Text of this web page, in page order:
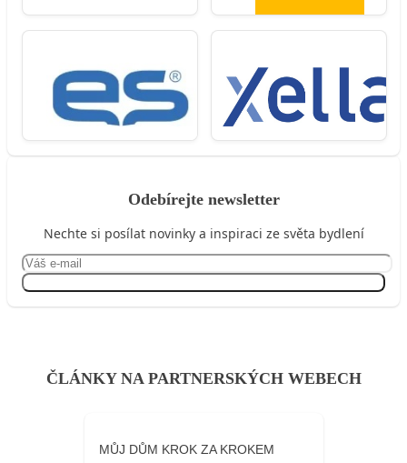
Odebírejte newsletter
Nechte si posílat novinky a inspiraci ze světa bydlení
ČLÁNKY NA PARTNERSKÝCH WEBECH
MŮJ DŮM KROK ZA KROKEM